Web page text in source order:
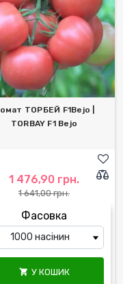
ТОРБЕЙ F1Bejo |
TORBAY F1 Bejo
1 476,90 грн.
1 641,00 грн.
Фасовка
 У КОШИК